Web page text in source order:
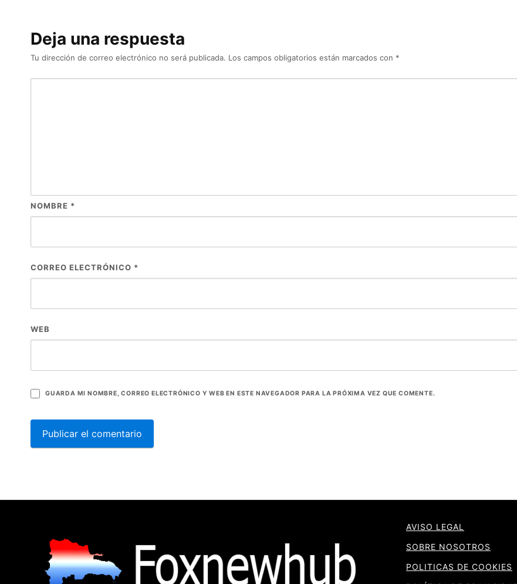
Deja una respuesta
Tu dirección de correo electrónico no será publicada. Los campos obligatorios están marcados con *
NOMBRE *
CORREO ELECTRÓNICO *
WEB
GUARDA MI NOMBRE, CORREO ELECTRÓNICO Y WEB EN ESTE NAVEGADOR PARA LA PRÓXIMA VEZ QUE COMENTE.
AVISO LEGAL
SOBRE NOSOTROS
POLITICAS DE COOKIES